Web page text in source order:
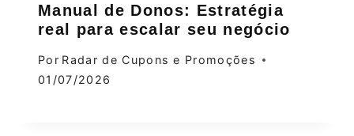
Manual de Donos: Estratégia
real para escalar seu negócio
Por Radar de Cupons e Promoções
01/07/2026